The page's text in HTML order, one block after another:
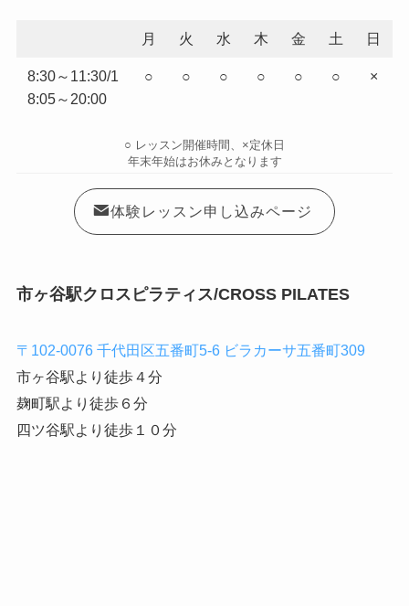
月 火 水 木 金 土 日
8:30～11:30/1
8:05～20:00
○ ○ ○ ○ ○ ○ ×
○ レッスン開催時間、×定休日
年末年始はお休みとなります
体験レッスン申し込みページ
市ヶ谷駅クロスピラティス/CROSS PILATES
〒102-0076 千代田区五番町5-6 ビラカーサ五番町309
市ヶ谷駅より徒歩４分
麹町駅より徒歩６分
四ツ谷駅より徒歩１０分